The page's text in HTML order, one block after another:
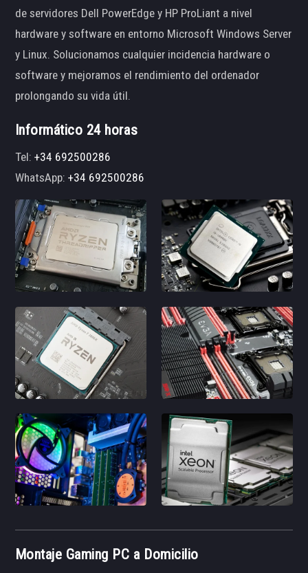
de servidores Dell PowerEdge y HP ProLiant a nivel
hardware y software en entorno Microsoft Windows Server
y Linux. Solucionamos cualquier incidencia hardware o
software y mejoramos el rendimiento del ordenador
prolongando su vida útil.
Informático 24 horas
Tel:+34 692500286
WhatsApp:+34 692500286
Montaje Gaming PC a Domicilio